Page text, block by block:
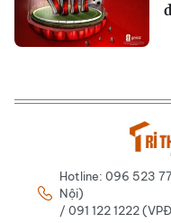
Hotline: 096 523
Nội)
/ 091 122 1222